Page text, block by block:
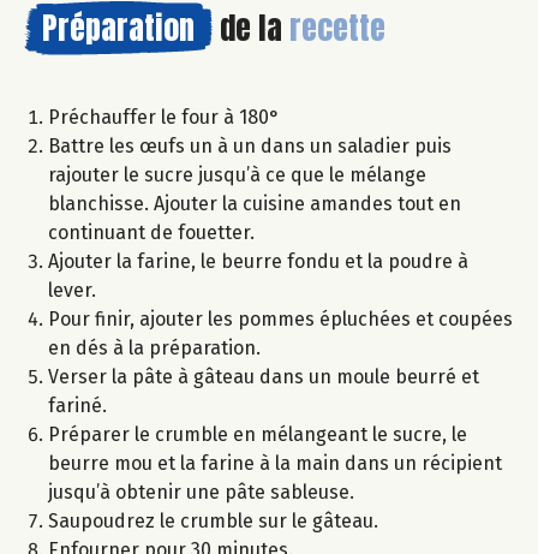
Préparation de la recette
Préchauffer le four à 180°
Battre les œufs un à un dans un saladier puis
rajouter le sucre jusqu’à ce que le mélange
blanchisse. Ajouter la cuisine amandes tout en
continuant de fouetter.
Ajouter la farine, le beurre fondu et la poudre à
lever.
Pour finir, ajouter les pommes épluchées et coupées
en dés à la préparation.
Verser la pâte à gâteau dans un moule beurré et
fariné.
Préparer le crumble en mélangeant le sucre, le
beurre mou et la farine à la main dans un récipient
jusqu’à obtenir une pâte sableuse.
Saupoudrez le crumble sur le gâteau.